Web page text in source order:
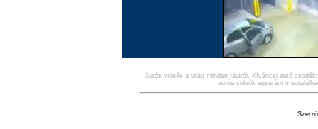
Autós videók a világ minden tájáról. Kíváncsi autó
autós videók egyaránt